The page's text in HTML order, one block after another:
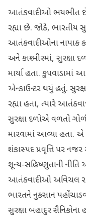
આતંકવાદીઓ ભયભીત છે
રહ્યા છે. જોકે, ભારતીય
આતંકવાદીઓના નાપાક
અને કાશ્મીરમાં,
માર્યા હતા.
એન્કાઉન્ટર થયું હતું.
રહ્યા હતા, ત્યારે
સુરક્ષા દળોએ વળતો
મારવામાં આવ્યા હતા.
શંકાસ્પદ પ્રવૃત્તિ પર
શૂન્ય-સહિષ્ણુતાની
આતંકવાદીઓ અવિચલ
ભારતને નુકસાન
સુરક્ષા બહાદુર